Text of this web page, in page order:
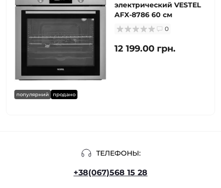
популярний продано
электрический VESTEL
AFX-8786 60 см
0
12 199.00 грн.
ТЕЛЕФОНЫ:
+38(067)568 15 28